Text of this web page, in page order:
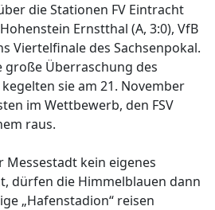
die Stationen FV Eintracht
Ernstthal (A, 3:0), VfB
Viertelfinale des Sachsenpokal.
Überraschung des
sie am 21. November
im Wettbewerb, den FSV
raus.
Messestadt kein eigenes
dürfen die Himmelblauen dann
„Hafenstadion“ reisen